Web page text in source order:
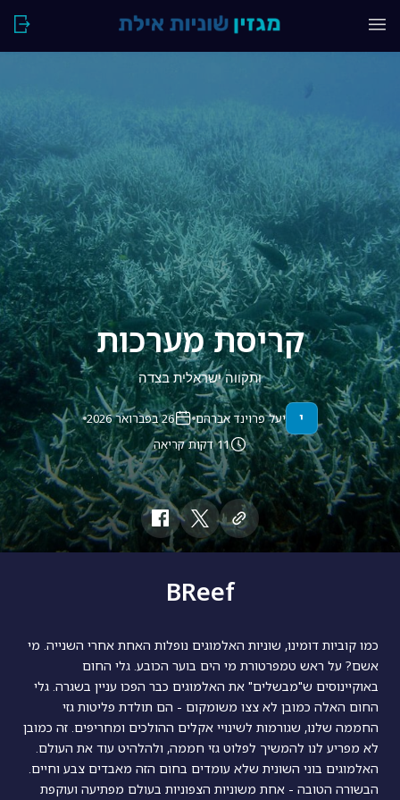
קריסת מערכות
ותקווה ישראלית בצִדה
י יעל פרוינד אברהם
26 בפברואר 2026
11 דקות קריאה
BReef
כמו קוביות דומינו, שוניות האלמוגים נופלות האחת אחרי השנייה. מי
אשם? על ראש טמפרטורת מי הים בוער הכובע. גלי החום
באוקיינוסים ש"מבשלים" את האלמוגים כבר הפכו עניין בשגרה. גלי
החום האלה כמובן לא צצו משומקום - הם תולדת פליטות גזי
החממה שלנו, שגורמות לשינויי אקלים ההולכים ומחריפים. זה כמובן
לא מפריע לנו להמשיך לפלוט גזי חממה, ולהלהיט עוד את העולם.
האלמוגים בוני השונית שלא עומדים בחום הזה מאבדים צבע וחיים.
הבשורה הטובה - אחת משוניות הצפוניות בעולם מפתיעה ועוקפת